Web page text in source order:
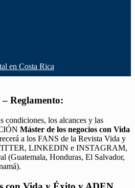
en Costa Rica
Reglamento:
condiciones, los alcances y las
Máster de los negocios con Vida
a los FANS de la Revista Vida y
LINKEDIN e INSTAGRAM,
(Guatemala, Honduras, El Salvador,